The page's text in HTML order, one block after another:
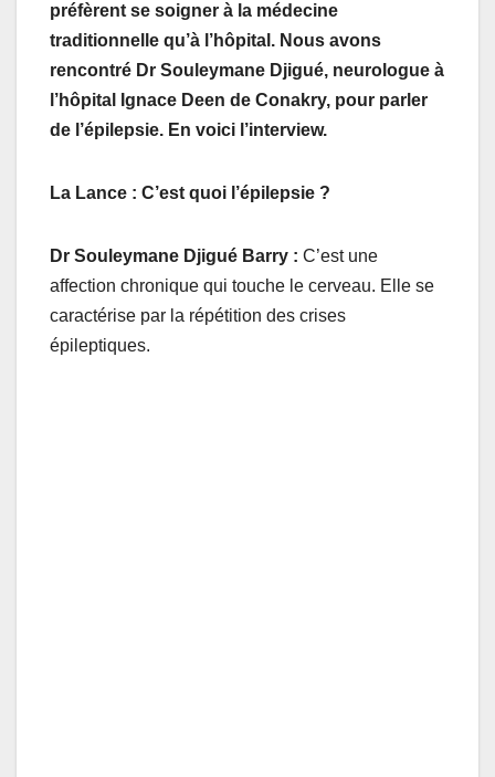
préfèrent se soigner à la médecine
traditionnelle qu’à l’hôpital. Nous avons
rencontré Dr Souleymane Djigué, neurologue à
l’hôpital Ignace Deen de Conakry, pour parler
de l’épilepsie. En voici l’interview.
La Lance : C’est quoi l’épilepsie ?
Dr Souleymane Djigué Barry : C’est une
affection chronique qui touche le cerveau. Elle se
caractérise par la répétition des crises
épileptiques.